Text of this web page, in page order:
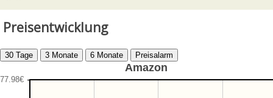
Preisentwicklung
Amazon